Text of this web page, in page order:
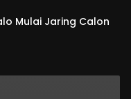
Mulai Jaring Calon